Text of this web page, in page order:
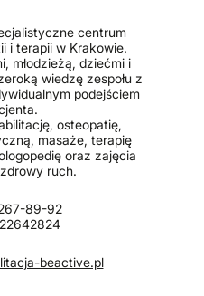
centrum
i terapii w Krakowie.
młodzieżą, dziećmi i
wiedzę zespołu z
podejściem
osteopatię,
masaże, terapię
oraz zajęcia
ruch.
89-92
beactive.pl